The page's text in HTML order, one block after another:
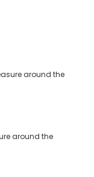
around the
around the